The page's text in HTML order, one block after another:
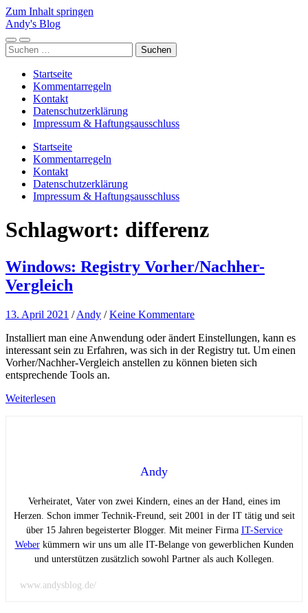
Zum Inhalt springen
Andy's Blog
Mobile-
Menü
Suchfeld
ein-/ausblenden
Suchen
nach:
Startseite
Kommentarregeln
Kontakt
Datenschutzerklärung
Impressum & Haftungsausschluss
Startseite
Kommentarregeln
Kontakt
Datenschutzerklärung
Impressum & Haftungsausschluss
Schlagwort: differenz
Windows: Registry Vorher/Nachher-
Vergleich
13. April 2021 /Andy /Keine Kommentare
Installiert man eine Anwendung oder ändert Einstellungen, kann es
interessant sein zu Erfahren, was sich in der Registry tut. Um einen
Vorher/Nachher-Vergleich anstellen zu können bieten sich
entsprechende Tools an.
Weiterlesen
Andy
Verheiratet, Vater von zwei Kindern, eines an der Hand, eines im
Herzen. Schon immer Technik-Freund, seit 2001 in der IT tätig und seit
über 15 Jahren begeisterter Blogger. Mit meiner Firma IT-Service
Weberkümmern wir uns um alle IT-Belange von gewerblichen Kunden
und unterstützen zusätzlich sowohl Partner als auch Kollegen.
www.andysblog.de/